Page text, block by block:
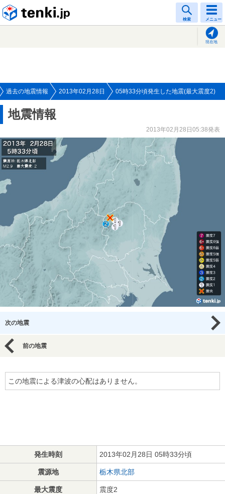
検索 メニュー
現在地
過去の地震情報 2013年02月28日 05時33分頃発生した地震(最大震度2)
地震情報
2013年02月28日05:38発表
次の地震
前の地震
この地震による津波の心配はありません。
発生時刻 2013年02月28日 05時33分頃
震源地 栃木県北部
最大震度 震度2